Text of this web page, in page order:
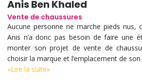
Anis Ben Khaled
Vente de chaussures
Aucune personne ne marche pieds nus,
Anis n’a donc pas besoin de faire une
monter son projet de vente de
choisir la marque et l’emplacement de
«Lire la suite»